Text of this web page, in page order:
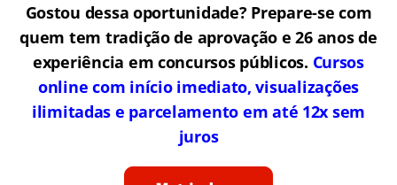
Gostou dessa oportunidade? Prepare-se com
quem tem tradição de aprovação e 26 anos de
experiência em concursos públicos. Cursos
online com início imediato, visualizações
ilimitadas e parcelamento em até 12x sem
juros